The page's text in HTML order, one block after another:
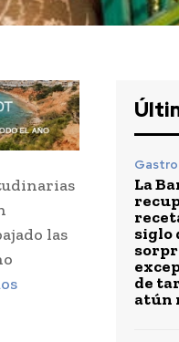
las
La
siglo
de
atún